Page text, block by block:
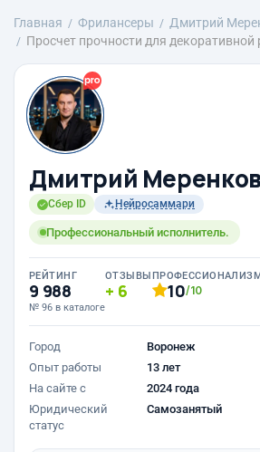
Главная Фрилансеры Дмитрий
Просчет прочности для
Дмитрий Меренков
Сбер ID Нейросаммари
Профессиональный исполнитель.
РЕЙТИНГ
9 988
№ 96 в каталоге
ОТЗЫВЫ
6 10/10
Город
Воронеж
Опыт работы
13 лет
На сайте с
2024 года
Юридический
статус
Самозанятый